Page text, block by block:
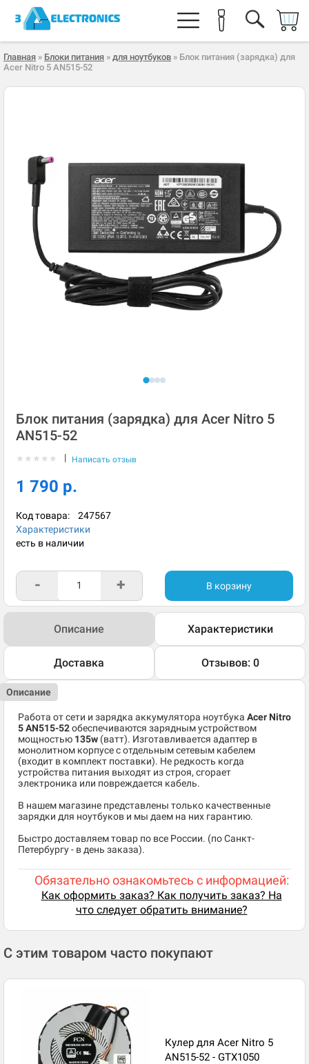
Главная » Блоки питания » для ноутбуков » Блок питания (зарядка) для
Acer Nitro 5 AN515-52
Блок питания (зарядка) для Acer Nitro 5
AN515-52
★ ★ ★ ★ ★ | Написать отзыв
1 790 р.
Код товара: 247567
Характеристики
есть в наличии
- + В корзину
Описание Характеристики
Доставка Отзывов: 0
Описание
Работа от сети и зарядка аккумулятора ноутбука Acer Nitro
5 AN515-52обеспечиваются зарядным устройством
мощностью 135w (ватт). Изготавливается адаптер в
монолитном корпусе с отдельным сетевым кабелем
(входит в комплект поставки). Не редкость когда
устройства питания выходят из строя, сгорает
электроника или повреждается кабель.
В нашем магазине представлены только качественные
зарядки для ноутбуков и мы даем на них гарантию.
Быстро доставляем товар по все России. (по Санкт-
Петербургу - в день заказа).
Обязательно ознакомьтесь с информацией:
Как оформить заказ? Как получить заказ? На
что следует обратить внимание?
С этим товаром часто покупают
Кулер для Acer Nitro 5
AN515-52 - GTX1050